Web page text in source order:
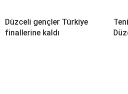
Düzceli gençler Türkiye
finallerine kaldı